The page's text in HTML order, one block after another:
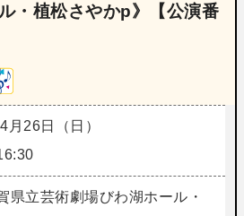
・植松さやかp》【公演番
月26日（日）
県立芸術劇場びわ湖ホール・